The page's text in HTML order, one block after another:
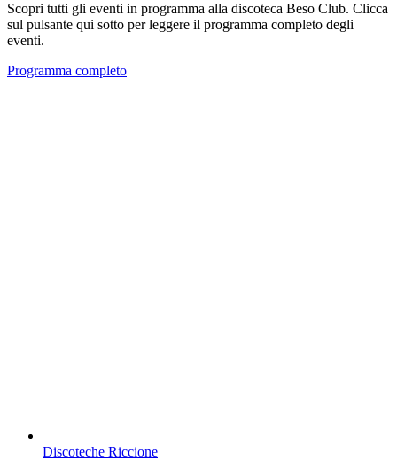
Scopri tutti gli eventi in programma alla discoteca Beso Club. Clicca
sul pulsante qui sotto per leggere il programma completo degli
eventi.
Programma completo
Discoteche Riccione